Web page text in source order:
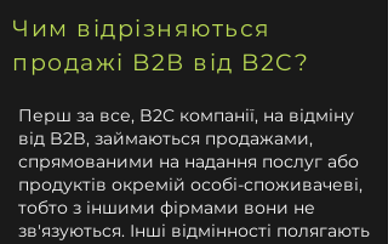
Чим відрізняються
продажі B2В від B2C?
Перш за все, B2C компанії, на відміну
від B2B, займаються продажами,
спрямованими на надання послуг або
продуктів окремій особі-споживачеві,
тобто з іншими фірмами вони не
зв'язуються. Інші відмінності полягають